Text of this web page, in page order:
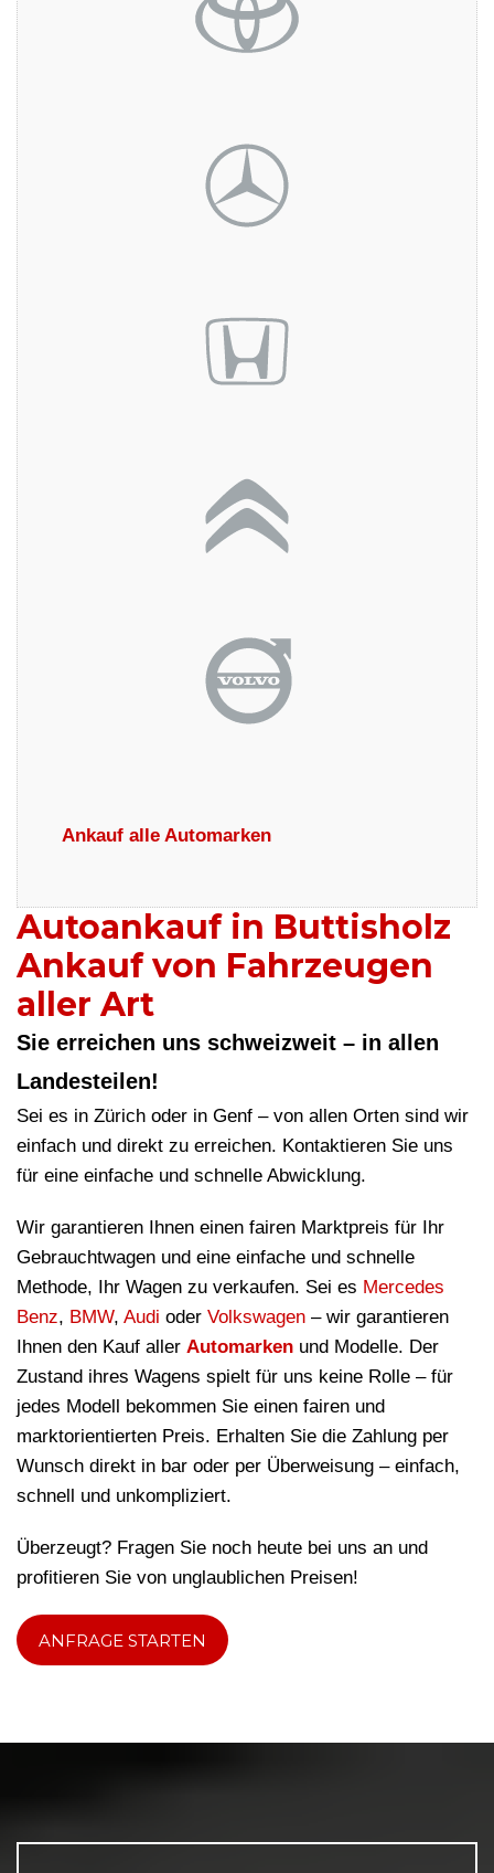
Ankauf alle Automarken
Autoankauf in Buttisholz
Ankauf von Fahrzeugen
aller Art
Sie erreichen uns schweizweit – in allen
Landesteilen!
Sei es in Zürich oder in Genf – von allen Orten sind wir
einfach und direkt zu erreichen. Kontaktieren Sie uns
für eine einfache und schnelle Abwicklung.
Wir garantieren Ihnen einen fairen Marktpreis für Ihr
Gebrauchtwagen und eine einfache und schnelle
Methode, Ihr Wagen zu verkaufen. Sei es Mercedes
Benz, BMW, Audi oder Volkswagen – wir garantieren
Ihnen den Kauf aller Automarken und Modelle. Der
Zustand ihres Wagens spielt für uns keine Rolle – für
jedes Modell bekommen Sie einen fairen und
marktorientierten Preis. Erhalten Sie die Zahlung per
Wunsch direkt in bar oder per Überweisung – einfach,
schnell und unkompliziert.
Überzeugt? Fragen Sie noch heute bei uns an und
profitieren Sie von unglaublichen Preisen!
ANFRAGE STARTEN